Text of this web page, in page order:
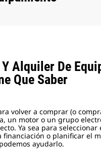
Alquiler De
Que Saber
volver a comprar (o
un motor o un grupo
Ya sea para seleccionar
financiación o planificar el
ayudarlo.